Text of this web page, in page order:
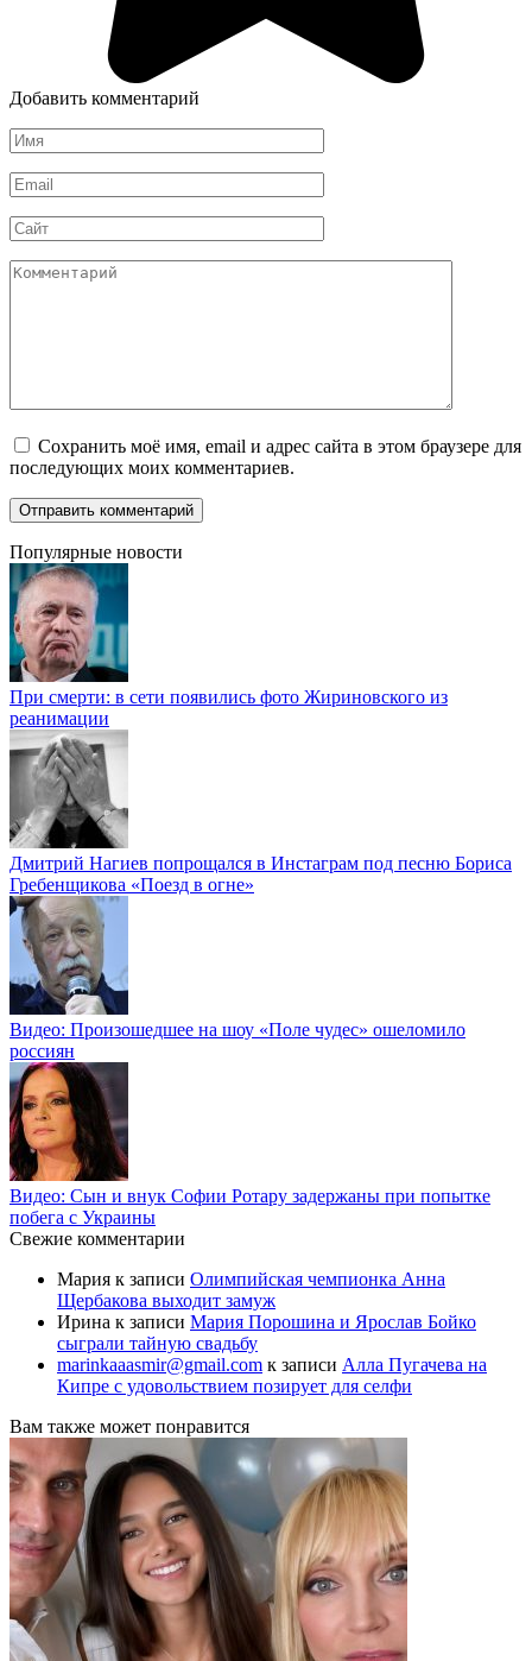
Добавить комментарий
Имя
*
Email
*
Сайт
Комментарий
Сохранить моё имя, email и адрес сайта в этом браузере для
последующих моих комментариев.
Популярные новости
При смерти: в сети появились фото Жириновского из
реанимации
Дмитрий Нагиев попрощался в Инстаграм под песню Бориса
Гребенщикова «Поезд в огне»
Видео: Произошедшее на шоу «Поле чудес» ошеломило
россиян
Видео: Сын и внук Софии Ротару задержаны при попытке
побега с Украины
Свежие комментарии
Мария к записи Олимпийская чемпионка Анна
Щербакова выходит замуж
Ирина к записи Мария Порошина и Ярослав Бойко
сыграли тайную свадьбу
marinkaaasmir@gmail.com к записи Алла Пугачева на
Кипре с удовольствием позирует для селфи
Вам также может понравится